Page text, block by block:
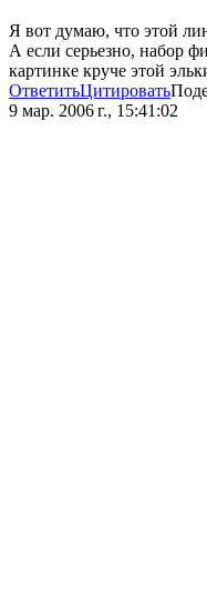
Я вот думаю, что этой
А если серьезно, набор
картинке круче этой
ОтветитьЦитировать
9 мар. 2006 г., 15:41:02